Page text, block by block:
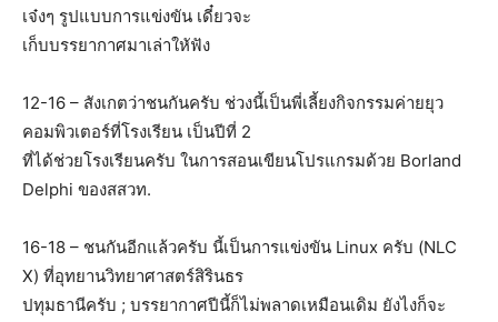
เจ๋งๆ รูปแบบการแข่งขัน เดี๋ยวจะ
เก็บบรรยากาศมาเล่าใหัฟัง
12-16 – สังเกตว่าชนกันครับ ช่วงนี้เป็นพี่เลี้ยงกิจกรรมค่ายยุว
คอมพิวเตอร์ที่โรงเรียน เป็นปีที่ 2
ที่ได้ช่วยโรงเรียนครับ ในการสอนเขียนโปรแกรมด้วย Borland
Delphi ของสสวท.
16-18 – ชนกันอีกแล้วครับ นี้เป็นการแข่งขัน Linux ครับ (NLC
X) ที่อุทยานวิทยาศาสตร์สิรินธร
ปทุมธานีครับ ; บรรยากาศปีนี้ก็ไม่พลาดเหมือนเดิม ยังไงก็จะ